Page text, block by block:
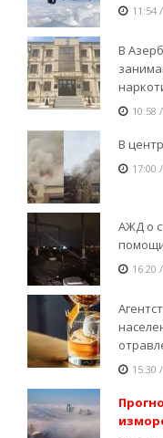
11:54
В
10:58
В
17:00
АЖД о
16:20
15:30